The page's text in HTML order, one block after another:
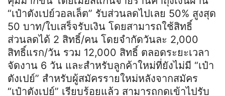
“เป๋าตังเปย์วอลเล็ต” รับส่วนลดไปเลย 50% สูงสุด
50 บาท/ใบเสร็จรับเงิน โดยสามารถใช้สิทธิ์
ส่วนลดได้ 2 สิทธิ์/คน โดยจำกัดวันละ 2,000
สิทธิ์แรก/วัน รวม 12,000 สิทธิ์ ตลอดระยะเวลา
จัดงาน 6 วัน และสำหรับลูกค้าใหม่ที่ยังไม่มี “เป๋า
ตังเปย์” สำหรับผู้สมัครรายใหม่หลังจากสมัคร
“เป๋าตังเปย์” เรียบร้อยแล้ว สามารถกดเข้าไปรับ